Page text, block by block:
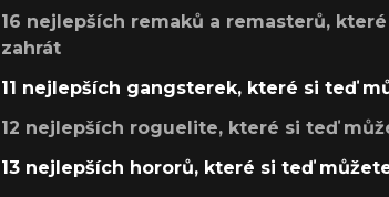
16 nejlepších remaků a remasterů,
zahrát
11 nejlepších gangsterek, které si teď
12 nejlepších roguelite, které si teď
13 nejlepších hororů, které si teď